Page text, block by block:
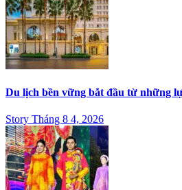
Du lịch bền vững bắt đầu từ những
Story Tháng 8 4, 2026